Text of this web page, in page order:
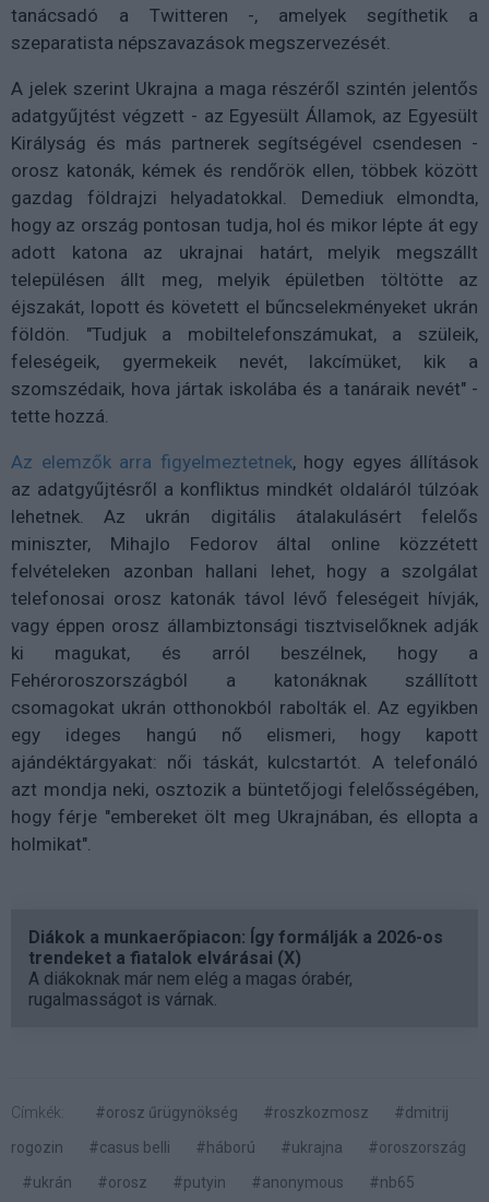
tanácsadó a Twitteren -, amelyek segíthetik a
szeparatista népszavazások megszervezését.
A jelek szerint Ukrajna a maga részéről szintén jelentős
adatgyűjtést végzett - az Egyesült Államok, az Egyesült
Királyság és más partnerek segítségével csendesen -
orosz katonák, kémek és rendőrök ellen, többek között
gazdag földrajzi helyadatokkal. Demediuk elmondta,
hogy az ország pontosan tudja, hol és mikor lépte át egy
adott katona az ukrajnai határt, melyik megszállt
településen állt meg, melyik épületben töltötte az
éjszakát, lopott és követett el bűncselekményeket ukrán
földön. "Tudjuk a mobiltelefonszámukat, a szüleik,
feleségeik, gyermekeik nevét, lakcímüket, kik a
szomszédaik, hova jártak iskolába és a tanáraik nevét" -
tette hozzá.
Az elemzők arra figyelmeztetnek, hogy egyes állítások
az adatgyűjtésről a konfliktus mindkét oldaláról túlzóak
lehetnek. Az ukrán digitális átalakulásért felelős
miniszter, Mihajlo Fedorov által online közzétett
felvételeken azonban hallani lehet, hogy a szolgálat
telefonosai orosz katonák távol lévő feleségeit hívják,
vagy éppen orosz állambiztonsági tisztviselőknek adják
ki magukat, és arról beszélnek, hogy a
Fehéroroszországból a katonáknak szállított
csomagokat ukrán otthonokból rabolták el. Az egyikben
egy ideges hangú nő elismeri, hogy kapott
ajándéktárgyakat: női táskát, kulcstartót. A telefonáló
azt mondja neki, osztozik a büntetőjogi felelősségében,
hogy férje "embereket ölt meg Ukrajnában, és ellopta a
holmikat".
Diákok a munkaerőpiacon: Így formálják a 2026-os
trendeket a fiatalok elvárásai (X)
A diákoknak már nem elég a magas órabér,
rugalmasságot is várnak.
Címkék: #orosz űrügynökség #roszkozmosz
#dmitrij
rogozin
#casus belli #háború #ukrajna
#oroszország
#ukrán
#orosz #putyin #anonymous #nb65